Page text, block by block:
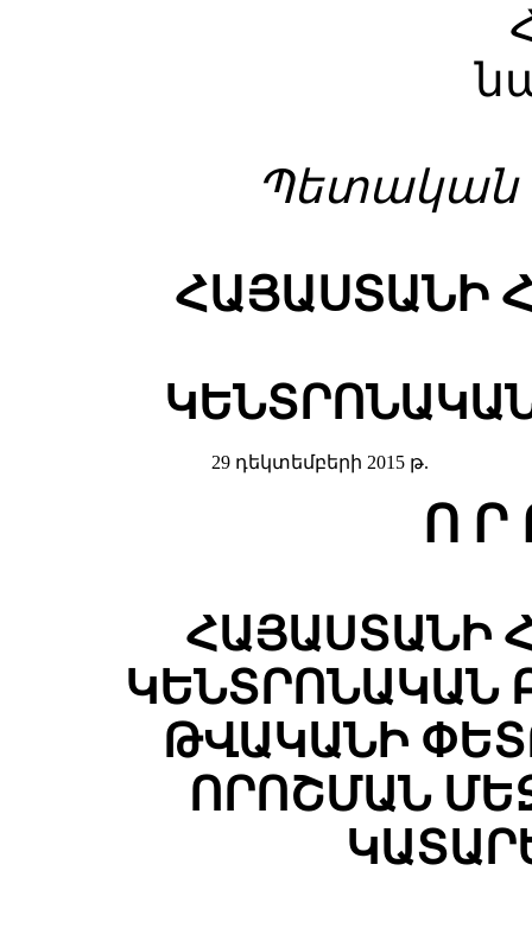
Պետական
ՀԱՅԱՍՏԱՆԻ
29 դեկտեմբերի 2015 թ.
Ո Ր
ՀԱՅԱՍՏԱՆԻ
ԿԵՆՏՐՈՆԱԿԱՆ
ԹՎԱԿԱՆԻ
ՈՐՈՇՄԱՆ